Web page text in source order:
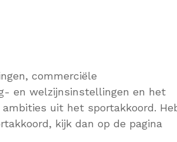
commerciële
en welzijnsinstellingen en het
uit het sportakkoord.
kijk dan op de pagina